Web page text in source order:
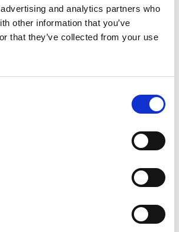
and analytics partners who
other information that you’ve
that they’ve collected from your use
TCT 2026 : L’ÉVÉNEMENT PHARE DE LA
DANS UN PAYSAGE INDUSTRIEL EN
MUTATION
DE L’INNOVATION ET DE LA